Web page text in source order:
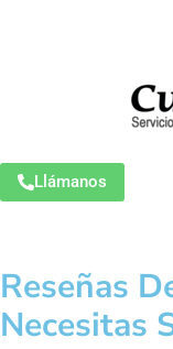
Llámanos
Reseñas
Necesitas